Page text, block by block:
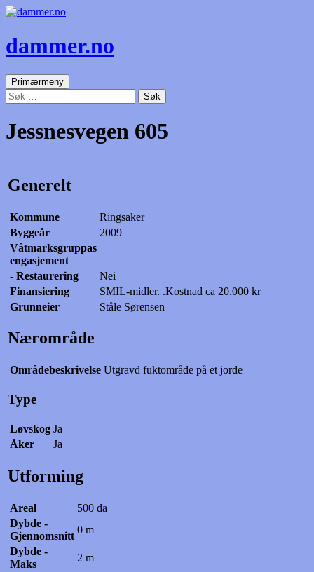
dammer.no
SøkPrimærmeny Gå
til
innhold
Søk
etter:
Jessnesvegen 605
Generelt
Kommune
Ringsaker
Byggeår
2009
Våtmarksgruppas
engasjement
- Restaurering
Nei
Finansiering
SMIL-midler. .Kostnad ca 20.000 kr
Grunneier
Ståle Sørensen
Nærområde
Områdebeskrivelse Utgravd fuktområde på et jorde
Type
Løvskog Ja
Åker
Ja
Utforming
Areal
500 da
Dybde -
Gjennomsnitt
0 m
Dybde -
Maks
2 m